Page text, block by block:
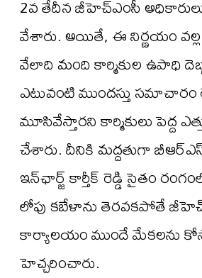
2వ తేదీన జీహెచ్‌ఎంసీ
వేశారు. అయితే, ఈ నిర్ణయం
వేలాది మంది కార్మికుల ఉపాధి
ఎటువంటి ముందస్తు
మూసివేస్తారని కార్మికులు పెద్ద
చేశారు. దీనికి మద్దతుగా
ఇన్‌ఛార్జ్ కార్తీక్ రెడ్డి సైతం
లోపు కబేళాను తెరవకపోతే
కార్యాలయం ముందే మేకలను
హెచ్చరించారు.